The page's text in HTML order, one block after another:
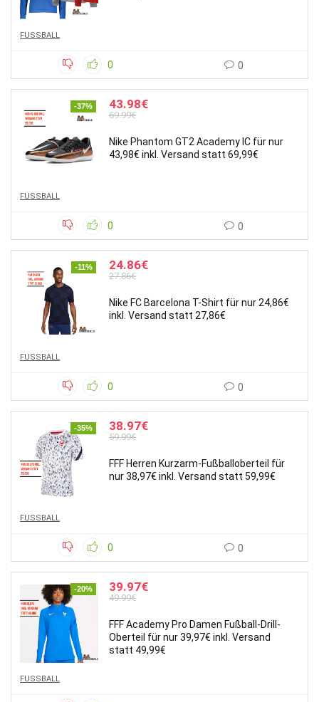
FUSSBALL
0 0
-37% 43.98€
69.99€
Nike Phantom GT2 Academy IC für nur
43,98€ inkl. Versand statt 69,99€
FUSSBALL
0 0
-11% 24.86€
27.86€
Nike FC Barcelona T-Shirt für nur 24,86€
inkl. Versand statt 27,86€
FUSSBALL
0 0
-35% 38.97€
59.99€
FFF Herren Kurzarm-Fußballoberteil für
nur 38,97€ inkl. Versand statt 59,99€
FUSSBALL
0 0
-20% 39.97€
49.99€
FFF Academy Pro Damen Fußball-Drill-
Oberteil für nur 39,97€ inkl. Versand
statt 49,99€
FUSSBALL